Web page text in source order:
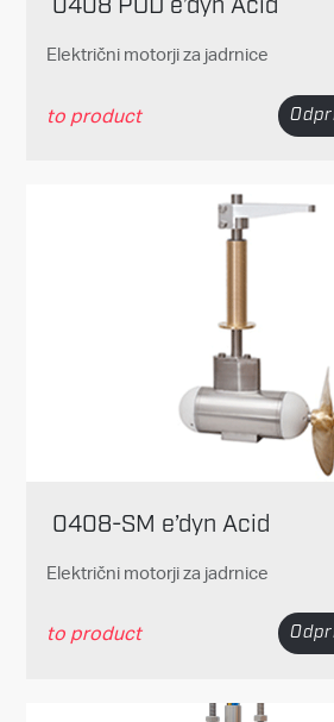
Električni motorji za jadrnice
to product
0408-SM e’dyn Acid
Električni motorji za jadrnice
to product